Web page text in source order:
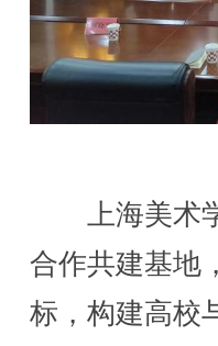
上海美术学
合作共建基地
标，构建高校